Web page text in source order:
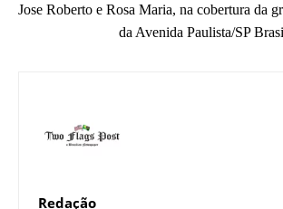
Jose Roberto e Rosa Maria, na cobertura da
da Avenida Paulista/SP
Redação